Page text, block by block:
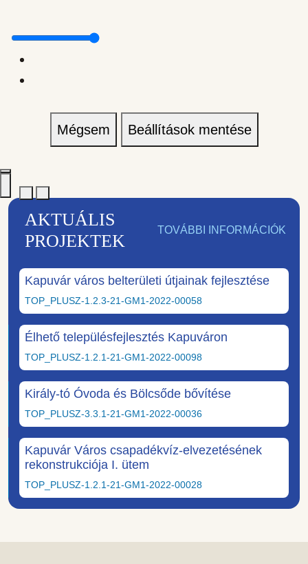
Mégsem Beállítások mentése
AKTUÁLIS
PROJEKTEK
TOVÁBBI INFORMÁCIÓK
Kapuvár város belterületi útjainak fejlesztése
TOP_PLUSZ-1.2.3-21-GM1-2022-00058
Élhető településfejlesztés Kapuváron
TOP_PLUSZ-1.2.1-21-GM1-2022-00098
Király-tó Óvoda és Bölcsőde bővítése
TOP_PLUSZ-3.3.1-21-GM1-2022-00036
Kapuvár Város csapadékvíz-elvezetésének
rekonstrukciója I. ütem
TOP_PLUSZ-1.2.1-21-GM1-2022-00028